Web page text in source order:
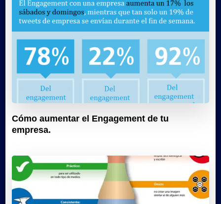
Cómo aumentar el Engagement de tu
empresa.